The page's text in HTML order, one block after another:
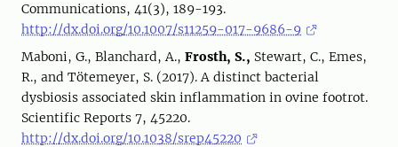
Communications, 41(3), 189-193.
http://dx.doi.org/10.1007/s11259-017-9686-9
Maboni, G., Blanchard, A., Frosth, S., Stewart, C., Emes,
R., and Tötemeyer, S. (2017). A distinct bacterial
dysbiosis associated skin inflammation in ovine footrot.
Scientific Reports 7, 45220.
http://dx.doi.org/10.1038/srep45220